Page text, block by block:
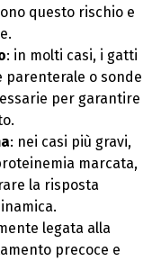
questo rischio e
: in molti casi, i gatti
parenterale o sonde
per garantire
: nei casi più gravi,
marcata,
la risposta
legata alla
precoce e